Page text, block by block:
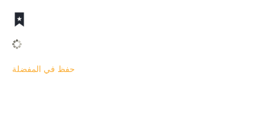
حفظ في المفضلة